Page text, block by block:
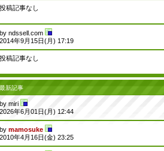
投稿記事なし
byndssell.com
2014年9月15日(月) 17:19
投稿記事なし
最新記事
bymiri
2026年6月01日(月) 12:44
bymamosuke
2010年4月16日(金) 23:25